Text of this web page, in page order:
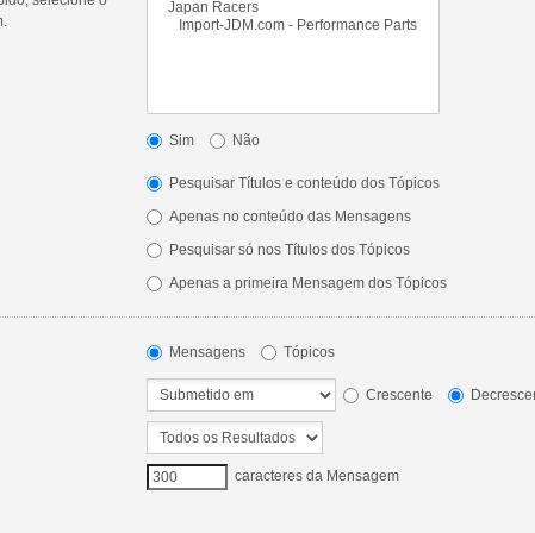
Sim Não
Pesquisar Títulos e conteúdo dos Tópicos
Apenas no conteúdo das Mensagens
Pesquisar só nos Títulos dos Tópicos
Apenas a primeira Mensagem dos Tópicos
Mensagens Tópicos
Crescente
caracteres da Mensagem